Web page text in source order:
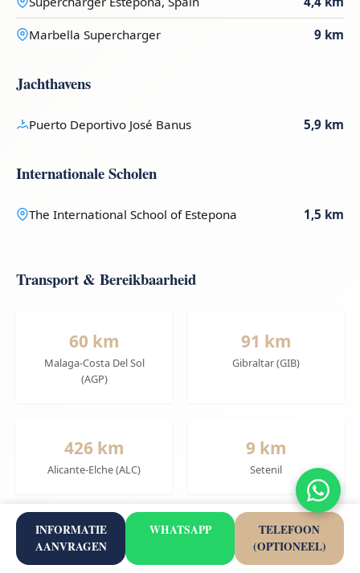
Marbella Supercharger 9 km
Jachthavens
Puerto Deportivo José Banus 5,9 km
Internationale Scholen
The International School of Estepona 1,5 km
Transport & Bereikbaarheid
60 km
Malaga-Costa Del Sol
(AGP)
91 km
Gibraltar (GIB)
426 km
Alicante-Elche (ALC)
9 km
Setenil
9,4 km
Almargen - Cañete La
INFORMATIE
AANVRAGEN
WHATSAPP
TELEFOON
(OPTIONEEL)